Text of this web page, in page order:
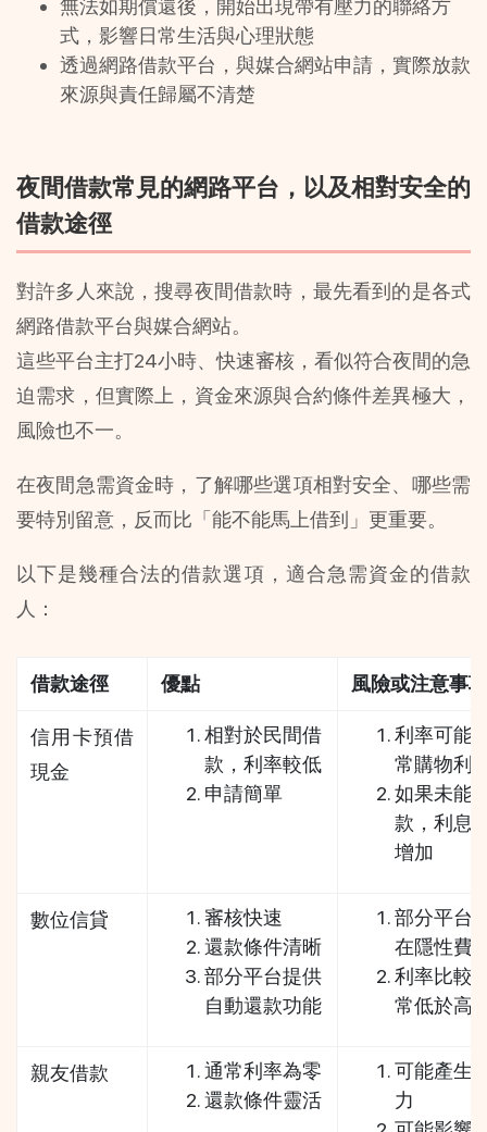
無法如期償還後，開始出現帶有壓力的聯絡方
式，影響日常生活與心理狀態
透過網路借款平台，與媒合網站申請，實際放款
來源與責任歸屬不清楚
夜間借款常見的網路平台，以及相對安全的
借款途徑
對許多人來說，搜尋夜間借款時，最先看到的是各式
網路借款平台與媒合網站。
這些平台主打24小時、快速審核，看似符合夜間的急
迫需求，但實際上，資金來源與合約條件差異極大，
風險也不一。
在夜間急需資金時，了解哪些選項相對安全、哪些需
要特別留意，反而比「能不能馬上借到」更重要。
以下是幾種合法的借款選項，適合急需資金的借款
人：
借款途徑 優點 風險或注意事項
信用卡預借
現金
相對於民間借
款，利率較低
申請簡單
利率可能
常購物利
如果未能
款，利息
增加
數位信貸
審核快速
還款條件清晰
部分平台提供
自動還款功能
部分平台
在隱性費
利率比較
常低於高
親友借款
通常利率為零
還款條件靈活
可能產生
力